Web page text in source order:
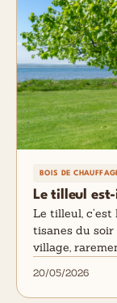
BOIS DE
Le tilleul
Le tilleul, c’est
tisanes du soir
village,
20/05/2026